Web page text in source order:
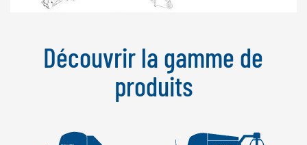
Découvrir la gamme de
produits